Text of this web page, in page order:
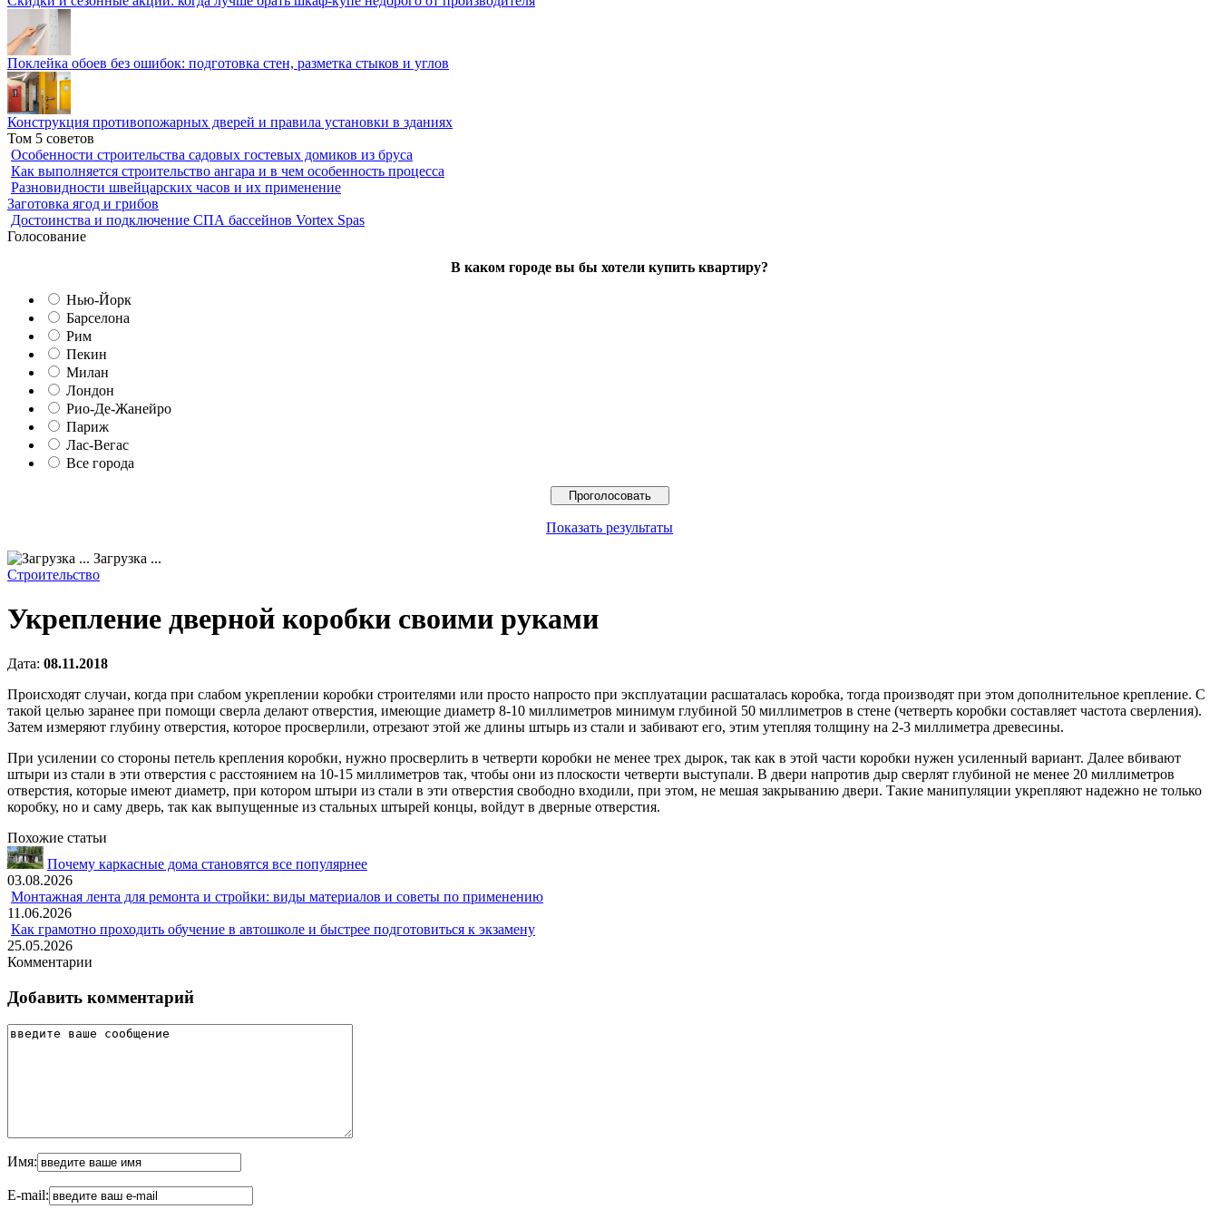
Поклейка обоев без ошибок: подготовка стен, разметка стыков и углов
Конструкция противопожарных дверей и правила установки в зданиях
Том 5 советов
Особенности строительства садовых гостевых домиков из бруса
Как выполняется строительство ангара и в чем особенность процесса
Разновидности швейцарских часов и их применение
Заготовка ягод и грибов
Достоинства и подключение СПА бассейнов Vortex Spas
Голосование
В каком городе вы бы хотели купить квартиру?
Нью-Йорк
Барселона
Рим
Пекин
Милан
Лондон
Рио-Де-Жанейро
Париж
Лас-Вегас
Все города
Показать результаты
Загрузка ...
Строительство
Укрепление дверной коробки своими руками
Дата: 08.11.2018
Происходят случаи, когда при слабом укреплении коробки строителями или просто напросто при эксплуатации расшаталась коробка, тогда производят при этом дополнительное крепление. С
такой целью заранее при помощи сверла делают отверстия, имеющие диаметр 8-10 миллиметров минимум глубиной 50 миллиметров в стене (четверть коробки составляет частота сверления).
Затем измеряют глубину отверстия, которое просверлили, отрезают этой же длины штырь из стали и забивают его, этим утепляя толщину на 2-3 миллиметра древесины.
При усилении со стороны петель крепления коробки, нужно просверлить в четверти коробки не менее трех дырок, так как в этой части коробки нужен усиленный вариант. Далее вбивают
штыри из стали в эти отверстия с расстоянием на 10-15 миллиметров так, чтобы они из плоскости четверти выступали. В двери напротив дыр сверлят глубиной не менее 20 миллиметров
отверстия, которые имеют диаметр, при котором штыри из стали в эти отверстия свободно входили, при этом, не мешая закрыванию двери. Такие манипуляции укрепляют надежно не только
коробку, но и саму дверь, так как выпущенные из стальных штырей концы, войдут в дверные отверстия.
Похожие статьи
Почему каркасные дома становятся все популярнее
03.08.2026
Монтажная лента для ремонта и стройки: виды материалов и советы по применению
11.06.2026
Как грамотно проходить обучение в автошколе и быстрее подготовиться к экзамену
25.05.2026
Комментарии
Добавить комментарий
Имя:
E-mail: